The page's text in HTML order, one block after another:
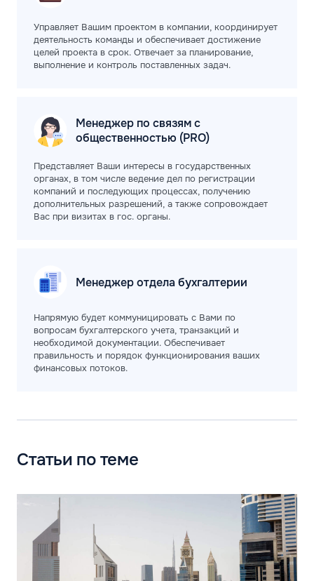
Управляет Вашим проектом в компании, координирует
деятельность команды и обеспечивает достижение
целей проекта в срок. Отвечает за планирование,
выполнение и контроль поставленных задач.
Менеджер по связям с
общественностью (PRO)
Представляет Ваши интересы в государственных
органах, в том числе ведение дел по регистрации
компаний и последующих процессах, получению
дополнительных разрешений, а также сопровождает
Вас при визитах в гос. органы.
Менеджер отдела бухгалтерии
Напрямую будет коммуницировать с Вами по
вопросам бухгалтерского учета, транзакций и
необходимой документации. Обеспечивает
правильность и порядок функционирования ваших
финансовых потоков.
Статьи по теме